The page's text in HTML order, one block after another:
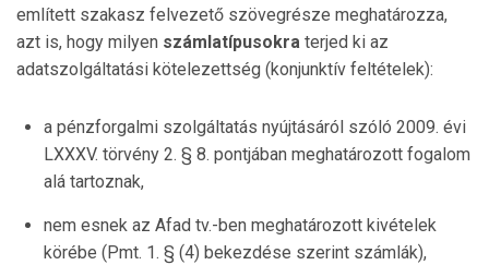
említett szakasz felvezető szövegrésze meg­ha­tá­rozza,
azt is, hogy milyen számlatípusokra ter­jed ki az
adatszolgáltatási kötelezettség (konjunktív feltételek):
a pénzforgalmi szolgáltatás nyújtásáról szóló 2009. évi
LXXXV. törvény 2. § 8. pontjában meghatározott fogalom
alá tartoznak,
nem esnek az Afad tv.-ben meghatározott kivételek
körébe (Pmt. 1. § (4) bekezdése szerint számlák),